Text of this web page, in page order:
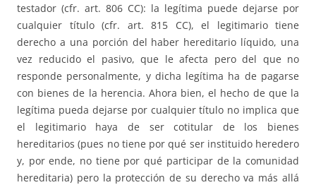
testador (cfr. art. 806 CC): la legítima puede dejarse por
cualquier título (cfr. art. 815 CC), el legitimario tiene
derecho a una porción del haber hereditario líquido, una
vez reducido el pasivo, que le afecta pero del que no
responde personalmente, y dicha legítima ha de pagarse
con bienes de la herencia. Ahora bien, el hecho de que la
legítima pueda dejarse por cualquier título no implica que
el legitimario haya de ser cotitular de los bienes
hereditarios (pues no tiene por qué ser instituido heredero
y, por ende, no tiene por qué participar de la comunidad
hereditaria) pero la protección de su derecho va más allá